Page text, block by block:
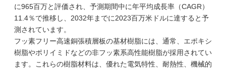
に965百万と評価され、予測期間中に年平均成長率（CAGR）
11.4％で推移し、2032年までに2023百万米ドルに達すると予
測されています。
フッ素フリー高速銅張積層板の基材樹脂には、通常、エポキシ
樹脂やポリイミドなどの非フッ素系高性能樹脂が採用されてい
ます。これらの樹脂材料は、優れた電気特性、耐熱性、機械的